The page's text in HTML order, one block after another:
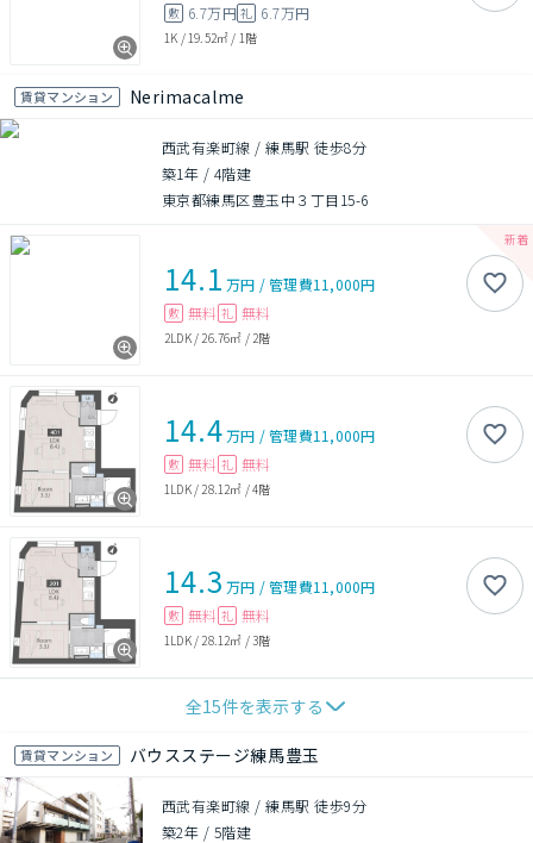
敷 6.7万円礼 6.7万円
1K / 19.52㎡ / 1階
賃貸マンション Nerimacalme
西武有楽町線 / 練馬駅 徒歩8分
築1年 / 4階建
東京都練馬区豊玉中３丁目15-6
14.1 万円 /管理費11,000円
敷 無料 礼 無料
2LDK/ 26.76㎡ / 2階
14.4万円 /管理費11,000円
敷 無料 礼 無料
1LDK/ 28.12㎡ /4階
14.3 万円 /管理費11,000円
敷 無料 礼 無料
1LDK/ 28.12㎡ /3階
全15件を表示する
賃貸マンション バウスステージ練馬豊玉
西武有楽町線 / 練馬駅 徒歩9分
築2年 / 5階建